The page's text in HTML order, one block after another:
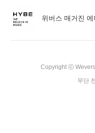
위버스 매거진
Copyright ⓒ
무단